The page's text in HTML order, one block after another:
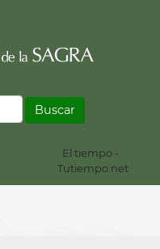
El tiempo -
Tutiempo.net